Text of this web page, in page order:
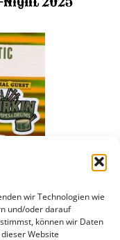
wir Technologien wie
und/oder darauf
können wir Daten
Website